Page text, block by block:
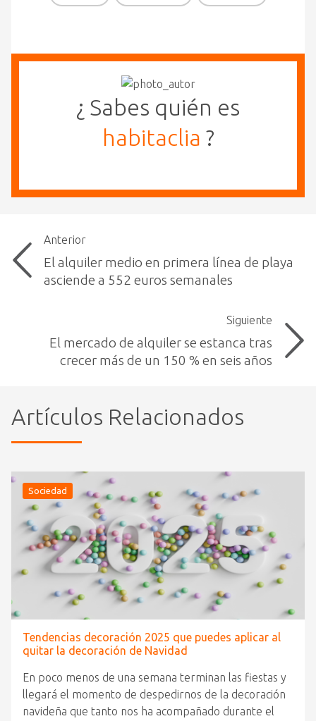
¿ Sabes quién es
habitaclia ?
Anterior
El alquiler medio en primera línea de playa
asciende a 552 euros semanales
Siguiente
El mercado de alquiler se estanca tras
crecer más de un 150 % en seis años
Artículos Relacionados
Sociedad
Tendencias decoración 2025 que puedes aplicar al
quitar la decoración de Navidad
En poco menos de una semana terminan las fiestas y
llegará el momento de despedirnos de la decoración
navideña que tanto nos ha acompañado durante el